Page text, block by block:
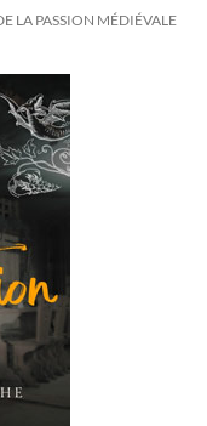
LA PASSION MÉDIÉVALE